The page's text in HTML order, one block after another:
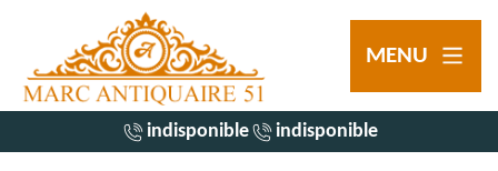
MENU
indisponible indisponible